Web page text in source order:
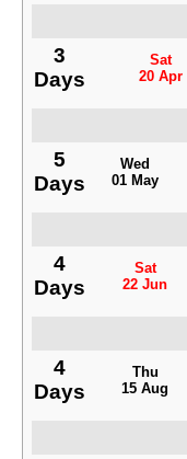
3
Days
Sat
20 Apr
5
Days
Wed
01 May
4
Days
Sat
22 Jun
4
Days
Thu
15 Aug